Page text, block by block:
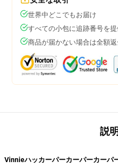
世界中どこでもお届け
すべての小包に追跡番号を
商品が届かない場合は全額返
説明
Vinnieハッカーパーカーパーカーパ